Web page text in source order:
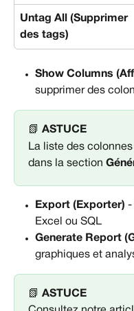
Untag All (Supprimer
des tags)
Show Columns
supprimer des
📗 ASTUCE
La liste des
dans la section
Export (Exporter) -
Excel ou SQL
Generate Report
graphiques et
📗 ASTUCE